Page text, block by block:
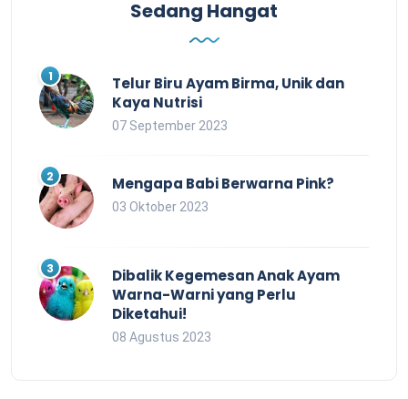
Sedang Hangat
Telur Biru Ayam Birma, Unik dan
Kaya Nutrisi
07 September 2023
Mengapa Babi Berwarna Pink?
03 Oktober 2023
Dibalik Kegemesan Anak Ayam
Warna-Warni yang Perlu
Diketahui!
08 Agustus 2023